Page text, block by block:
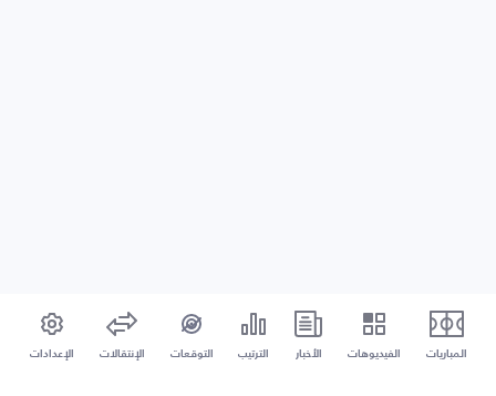
المباريات الفيديوهات الأخبار الترتيب التوقعات الإنتقالات الإعدادات